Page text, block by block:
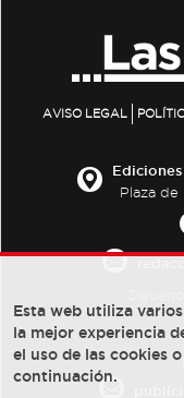
AVISO LEGAL
Plaza de
Esta web utiliza
la mejor experiencia
el uso de las cookies
continuación.